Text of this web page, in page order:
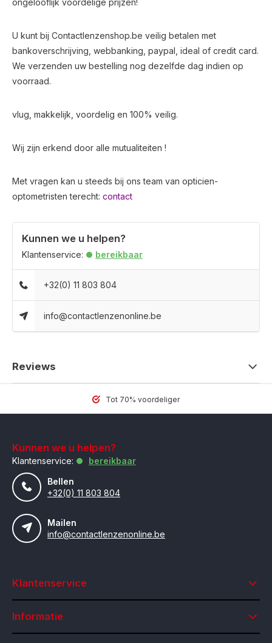
ongelooflijk voordelige prijzen!
U kunt bij Contactlenzenshop.be veilig betalen met
bankoverschrijving, webbanking, paypal, ideal of credit card.
We verzenden uw bestelling nog dezelfde dag indien op
voorraad.
vlug, makkelijk, voordelig en 100% veilig.
Wij zijn erkend door alle mutualiteiten !
Met vragen kan u steeds bij ons team van opticien-
optometristen terecht: contact
Kunnen we u helpen?
Klantenservice: bereikbaar
+32(0) 11 803 804
info@contactlenzenonline.be
Reviews
Tot 70% voordeliger
Kunnen we u helpen?
Klantenservice:
bereikbaar
Bellen
+32(0) 11 803 804
Mailen
info@contactlenzenonline.be
Klantenservice
Informatie